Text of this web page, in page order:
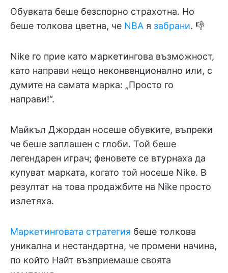
Обувката беше безспорно страхотна. Но
беше толкова цветна, че NBA я забрани. 👎
Nike го прие като маркетингова възможност,
като направи нещо неконвенционално или, с
думите на самата марка: „Просто го
направи!“.
Майкъл Джордан носеше обувките, въпреки
че беше заплашен с глоби. Той беше
легендарен играч; феновете се втурнаха да
купуват марката, когато той носеше Nike. В
резултат на това продажбите на Nike просто
излетяха.
Маркетинговата стратегия беше толкова
уникална и нестандартна, че промени начина,
по който Найт възприемаше своята